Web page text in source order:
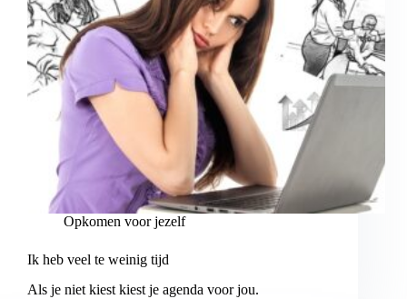
Opkomen voor jezelf
Ik heb veel te weinig tijd
Als je niet kiest kiest je agenda voor jou.